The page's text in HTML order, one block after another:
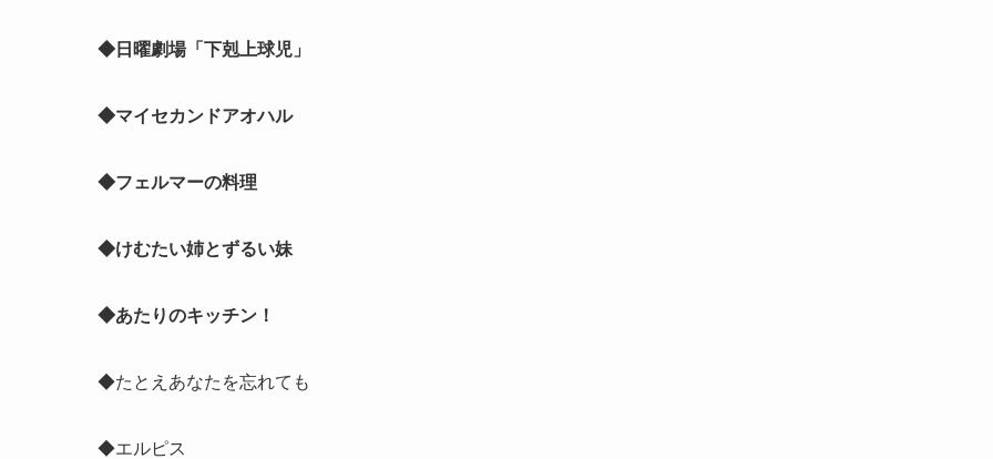
◆日曜劇場「下剋上球児」
◆マイセカンドアオハル
◆フェルマーの料理
◆けむたい姉とずるい妹
◆あたりのキッチン！
◆たとえあなたを忘れても
◆エルピス